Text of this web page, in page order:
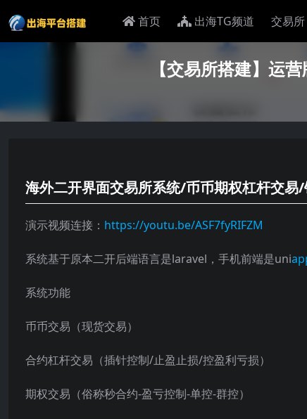
首页 出海TG频道 交易所
【交易所搭建】运
海外二开界面交易所系统/币币期权杠杆交易
演示视频连接： https://youtu.be/ASF7fyRIFZM
系统基于原本二开后端语言是laravel，手机前端是uni
系统功能
币币交易（现货交易）
合约杠杆交易（插针控制/止盈止损/控盈利亏损）
期权交易（俗称秒合约-盈亏控制-单控-群控）